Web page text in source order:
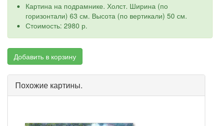
Картина на подрамнике. Холст. Ширина (по
горизонтали) 63 см. Высота (по вертикали) 50 см.
Стоимость: 2980 р.
Добавить в корзину
Похожие картины.